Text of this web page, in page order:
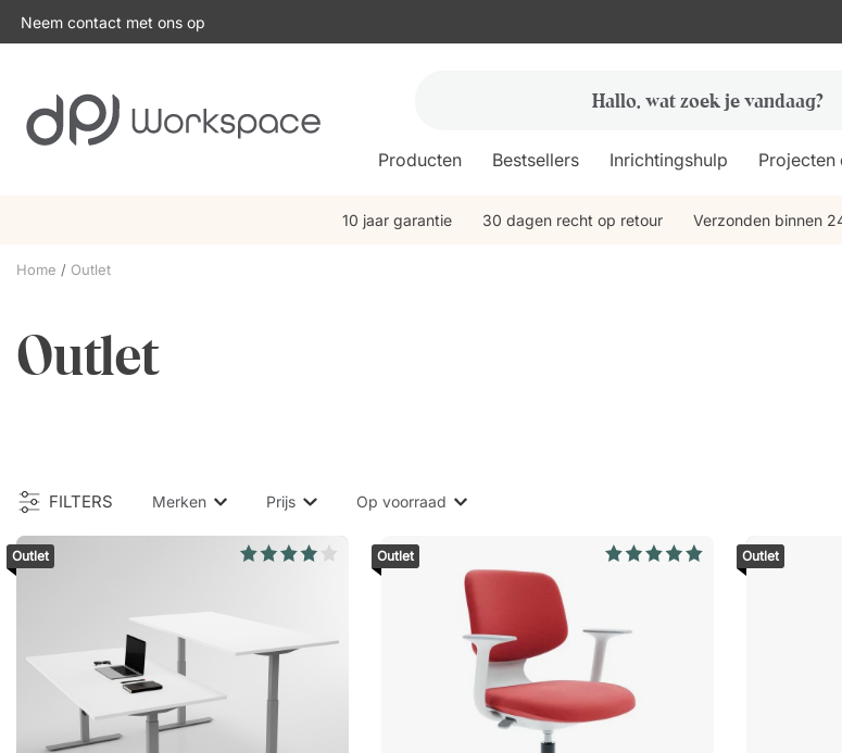
Neem contact met ons op
Producten Bestsellers Inrichtingshulp Projecten
10 jaar garantie 30 dagen recht op retour Verzonden binnen
Home Outlet
Outlet
FILTERS Merken Prijs Op voorraad
Outlet Outlet Outlet